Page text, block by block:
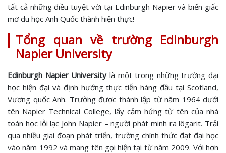
tất cả những điều tuyệt vời tại Edinburgh Napier và biến giấc
mơ du học Anh Quốc thành hiện thực!
Tổng quan về trường Edinburgh
Napier University
Edinburgh Napier University là một trong những trường đại
học hiện đại và định hướng thực tiễn hàng đầu tại Scotland,
Vương quốc Anh. Trường được thành lập từ năm 1964 dưới
tên Napier Technical College, lấy cảm hứng từ tên của nhà
toán học lỗi lạc John Napier – người phát minh ra lôgarit. Trải
qua nhiều giai đoạn phát triển, trường chính thức đạt đại học
vào năm 1992 và mang tên gọi hiện tại từ năm 2009. Với hơn